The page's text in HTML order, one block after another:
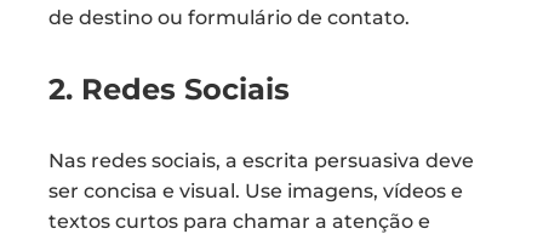
de destino ou formulário de contato.
2. Redes Sociais
Nas redes sociais, a escrita persuasiva deve
ser concisa e visual. Use imagens, vídeos e
textos curtos para chamar a atenção e